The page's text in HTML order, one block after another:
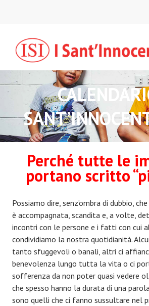
Perché tutte le
portano scritto
Possiamo dire, senz’ombra di dubbio,
è accompagnata, scandita e, a volte,
incontri con le persone e i fatti con cui
condividiamo la nostra quotidianità.
tanto sfuggevoli o banali, altri ci
benevolenza lungo tutta la vita o ci
sofferenza da non poter quasi vedere
che spesso hanno la durata di una
sono quelli che ci fanno sussultare nel